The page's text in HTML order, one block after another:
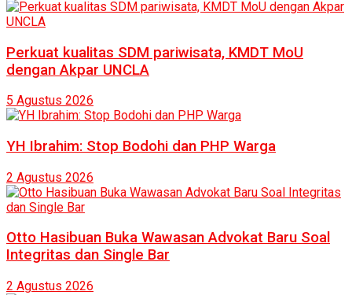
Perkuat kualitas SDM pariwisata, KMDT MoU
dengan Akpar UNCLA
5 Agustus 2026
YH Ibrahim: Stop Bodohi dan PHP Warga
2 Agustus 2026
Otto Hasibuan Buka Wawasan Advokat Baru Soal
Integritas dan Single Bar
2 Agustus 2026